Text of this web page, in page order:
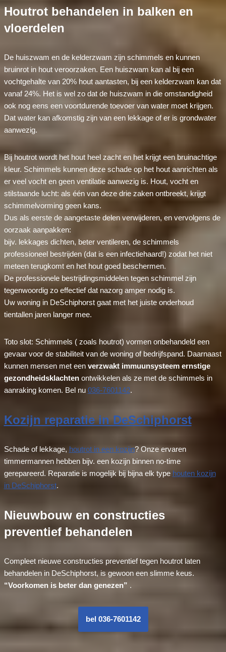
Houtrot behandelen in balken en
vloerdelen
De huiszwam en de kelderzwam zijn schimmels en kunnen
bruinrot in hout veroorzaken. Een huiszwam kan al bij een
vochtgehalte van 20% hout aantasten, bij een kelderzwam kan dat
vanaf 24%. Het is wel zo dat de huiszwam in die omstandigheid
ook nog eens een voortdurende toevoer van water moet krijgen.
Dat water kan afkomstig zijn van een lekkage of er is grondwater
aanwezig.
Bij houtrot wordt het hout heel zacht en het krijgt een bruinachtige
kleur. Schimmels kunnen deze schade op het hout aanrichten als
er veel vocht en geen ventilatie aanwezig is. Hout, vocht en
stilstaande lucht: als één van deze drie zaken ontbreekt, krijgt
schimmelvorming geen kans.
Dus als eerste de aangetaste delen verwijderen, en vervolgens de
oorzaak aanpakken:
bijv. lekkages dichten, beter ventileren, de schimmels
professioneel bestrijden (dat is een infectiehaard!) zodat het niet
meteen terugkomt en het hout goed beschermen.
De professionele bestrijdingsmiddelen tegen schimmel zijn
tegenwoordig zo effectief dat nazorg amper nodig is.
Uw woning in DeSchiphorst gaat met het juiste onderhoud
tientallen jaren langer mee.
Toto slot: Schimmels ( zoals houtrot) vormen onbehandeld een
gevaar voor de stabiliteit van de woning of bedrijfspand. Daarnaast
kunnen mensen met een verzwakt immuunsysteem ernstige
gezondheidsklachten ontwikkelen als ze met de schimmels in
aanraking komen. Bel nu 036-7601142.
Kozijn reparatie in DeSchiphorst
Schade of lekkage, houtrot in een kozijn? Onze ervaren
timmermannen hebben bijv. een kozijn binnen no-time
gerepareerd. Reparatie is mogelijk bij bijna elk type houten kozijn
in DeSchiphorst.
Nieuwbouw en constructies
preventief behandelen
Compleet nieuwe constructies preventief tegen houtrot laten
behandelen in DeSchiphorst, is gewoon een slimme keus.
“Voorkomen is beter dan genezen” .
bel 036-7601142